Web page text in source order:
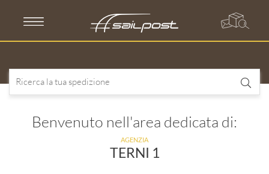
Benvenuto nell'area dedicata di:
AGENZIA
TERNI 1